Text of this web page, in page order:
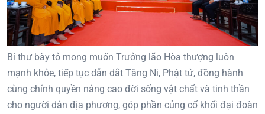
Bí thư bày tỏ mong muốn Trưởng lão Hòa thượng luôn
mạnh khỏe, tiếp tục dẫn dắt Tăng Ni, Phật tử, đồng hành
cùng chính quyền nâng cao đời sống vật chất và tinh thần
cho người dân địa phương, góp phần củng cố khối đại đoàn